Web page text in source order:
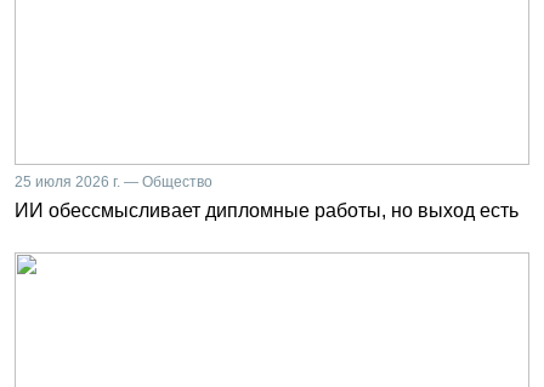
25 июля 2026 г. — Общество
ИИ обессмысливает дипломные работы, но выход есть